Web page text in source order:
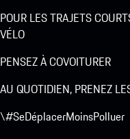
POUR LES TRAJETS
VÉLO
PENSEZ À COVOITURER
AU QUOTIDIEN, PRENEZ
\#SeDéplacerMoinsPolluer